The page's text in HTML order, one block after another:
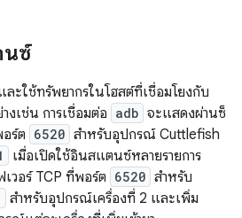
นซ์
ะใช้ทรัพยากรในโฮสต์ที่เชื่อมโยงกับ
งเช่น การเชื่อมต่อ adb จะแสดงผ่านซ็
ร์ต 6520 สำหรับอุปกรณ์ Cuttlefish
เมื่อเปิดใช้อินสแตนซ์หลายรายการ
เวอร์ TCP ที่พอร์ต 6520 สำหรับ
สำหรับอุปกรณ์เครื่องที่ 2 และเพิ่ม